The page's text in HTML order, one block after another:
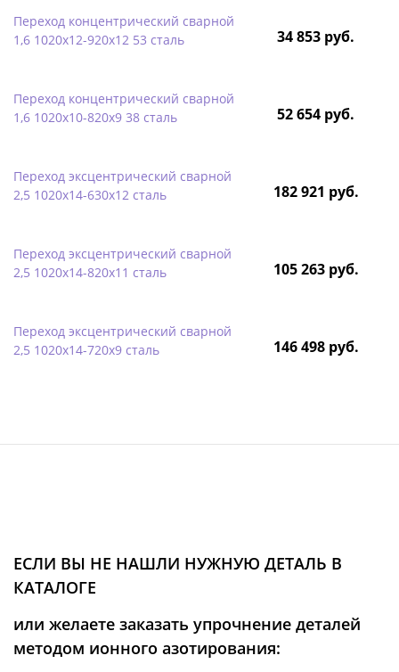
Переход концентрический сварной
1,6 1020х12-920х12 53 сталь
34 853 руб.
Переход концентрический сварной
1,6 1020х10-820х9 38 сталь
52 654 руб.
Переход эксцентрический сварной
2,5 1020х14-630х12 сталь
182 921 руб.
Переход эксцентрический сварной
2,5 1020х14-820х11 сталь
105 263 руб.
Переход эксцентрический сварной
2,5 1020х14-720х9 сталь
146 498 руб.
ЕСЛИ ВЫ НЕ НАШЛИ НУЖНУЮ ДЕТАЛЬ В
КАТАЛОГЕ
или желаете заказать упрочнение деталей
методом ионного азотирования: